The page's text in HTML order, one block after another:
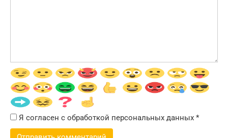
Я согласен с обработкой персональных данных *